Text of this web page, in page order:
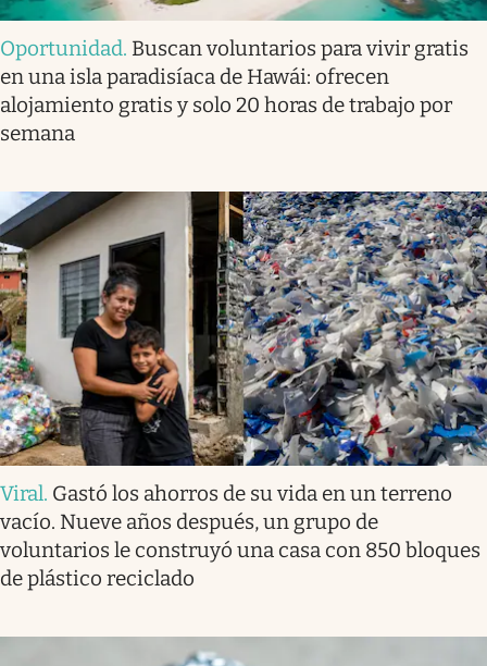
Oportunidad. Buscan voluntarios para vivir gratis
en una isla paradisíaca de Hawái: ofrecen
alojamiento gratis y solo 20 horas de trabajo por
semana
Viral. Gastó los ahorros de su vida en un terreno
vacío. Nueve años después, un grupo de
voluntarios le construyó una casa con 850 bloques
de plástico reciclado